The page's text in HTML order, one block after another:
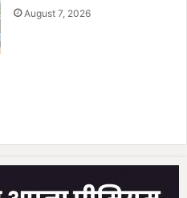
August 7, 2026